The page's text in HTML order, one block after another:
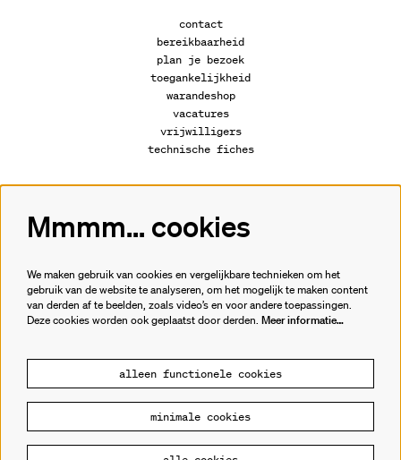
contact
bereikbaarheid
plan je bezoek
toegankelijkheid
warandeshop
vacatures
vrijwilligers
technische fiches
Volg ons
Meld je aan voor de nieuwsbrief.
© Cultuurhuis de Warande
Mmmm... cookies
We maken gebruik van cookies en vergelijkbare technieken om het
gebruik van de website te analyseren, om het mogelijk te maken content
van derden af te beelden, zoals video’s en voor andere toepassingen.
Deze cookies worden ook geplaatst door derden. Meer informatie…
alleen functionele cookies
minimale cookies